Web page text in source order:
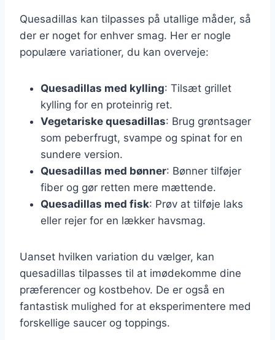
Quesadillas kan tilpasses på utallige måder, så
der er noget for enhver smag. Her er nogle
populære variationer, du kan overveje:
Quesadillas med kylling: Tilsæt grillet
kylling for en proteinrig ret.
Vegetariske quesadillas: Brug grøntsager
som peberfrugt, svampe og spinat for en
sundere version.
Quesadillas med bønner: Bønner tilføjer
fiber og gør retten mere mættende.
Quesadillas med fisk: Prøv at tilføje laks
eller rejer for en lækker havsmag.
Uanset hvilken variation du vælger, kan
quesadillas tilpasses til at imødekomme dine
præferencer og kostbehov. De er også en
fantastisk mulighed for at eksperimentere med
forskellige saucer og toppings.